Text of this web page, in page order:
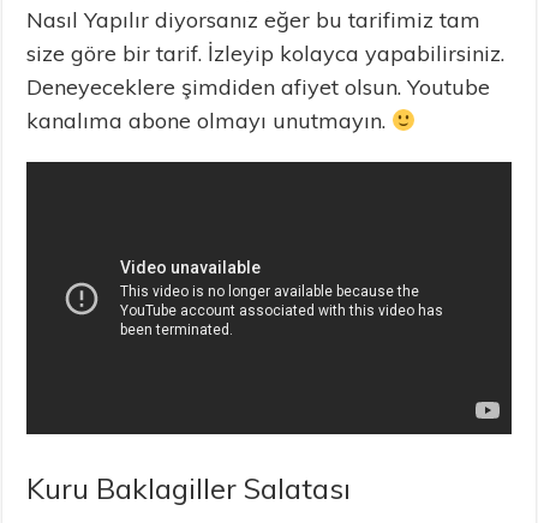
Nasıl Yapılır diyorsanız eğer bu tarifimiz tam
size göre bir tarif. İzleyip kolayca yapabilirsiniz.
Deneyeceklere şimdiden afiyet olsun. Youtube
kanalıma abone olmayı unutmayın.
Kuru Baklagiller Salatası